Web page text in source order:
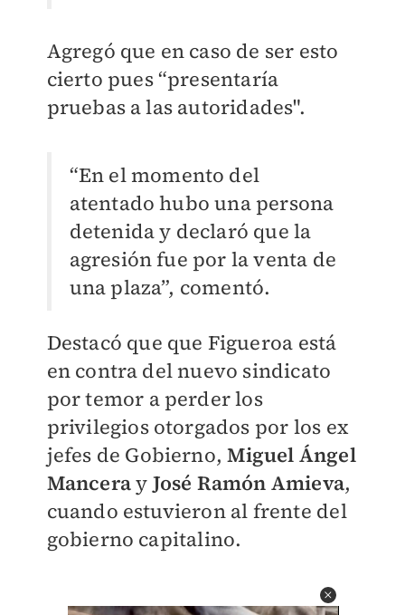
Agregó que en caso de ser esto
cierto pues “presentaría
pruebas a las autoridades".
“En el momento del
atentado hubo una persona
detenida y declaró que la
agresión fue por la venta de
una plaza”, comentó.
Destacó que que Figueroa está
en contra del nuevo sindicato
por temor a perder los
privilegios otorgados por los ex
jefes de Gobierno,Miguel Ángel
Manceray José Ramón Amieva,
cuando estuvieron al frente del
gobierno capitalino.